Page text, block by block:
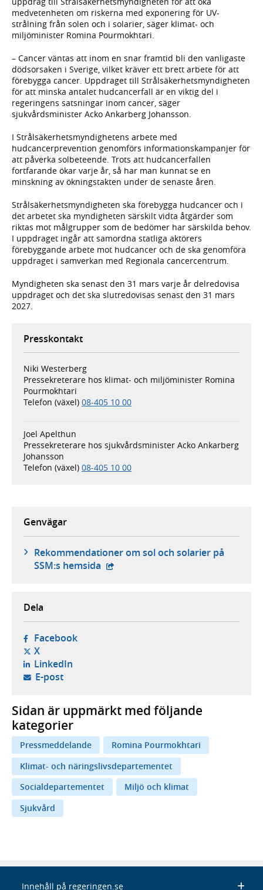
medvetenheten om riskerna med exponering för UV-
strålning från solen och i solarier, säger klimat- och
miljöminister Romina Pourmokhtari.
– Cancer väntas att inom en snar framtid bli den vanligaste
dödsorsaken i Sverige, vilket kräver ett brett arbete för att
förebygga cancer. Uppdraget till Strålsäkerhetsmyndigheten
för att minska antalet hudcancerfall är en viktig del i
regeringens satsningar inom cancer, säger
sjukvårdsminister Acko Ankarberg Johansson.
I Strålsäkerhetsmyndighetens arbete med
hudcancerprevention genomförs informationskampanjer för
att påverka solbeteende. Trots att hudcancerfallen
fortfarande ökar varje år, så har man kunnat se en
minskning av ökningstakten under de senaste åren.
Strålsäkerhetsmyndigheten ska förebygga hudcancer och i
det arbetet ska myndigheten särskilt vidta åtgärder som
riktas mot målgrupper som de bedömer har särskilda behov.
I uppdraget ingår att samordna statliga aktörers
förebyggande arbete mot hudcancer och de ska genomföra
uppdraget i samverkan med Regionala cancercentrum.
Myndigheten ska senast den 31 mars varje år delredovisa
uppdraget och det ska slutredovisas senast den 31 mars
2027.
Presskontakt
Niki Westerberg
Pressekreterare hos klimat- och miljöminister Romina
Pourmokhtari
Telefon (växel) 08-405 10 00
Joel Apelthun
Pressekreterare hos sjukvårdsminister Acko Ankarberg
Johansson
Telefon (växel) 08-405 10 00
Genvägar
Rekommendationer om sol och solarier på
SSM:s hemsida - extern webbplats,
Dela
Facebook- öppnas i ny flik, extern webbplats,
X- öppnas i ny flik, extern webbplats,
LinkedIn- öppnas i ny flik, extern webbplats,
E-post- öppnar din e-postklient,
Sidan är uppmärkt med följande
kategorier
Pressmeddelande
Romina Pourmokhtari
Klimat- och näringslivsdepartementet
Socialdepartementet
Miljö och klimat
Sjukvård
Innehåll på regeringen.se